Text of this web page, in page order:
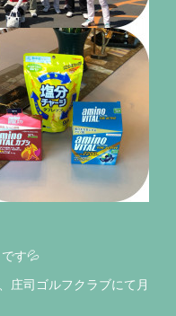
す💦
庄司ゴルフクラブにて月